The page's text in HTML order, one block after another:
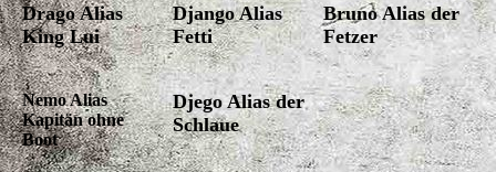
Drago Alias
King Lui
Django Alias
Fetti
Bruno Alias der
Fetzer
Nemo Alias
Kapitän ohne
Boot
Djego Alias der
Schlaue